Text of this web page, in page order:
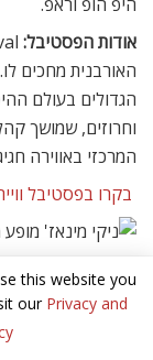
היפ הופ וראפ.
אודות הפסטיבל:
האורבנית מחכים
הגדולים בעולם
וחרוזים, שמושך
המרכזי באווירה
בקרו בפסטיבל
this website you
our Privacy and